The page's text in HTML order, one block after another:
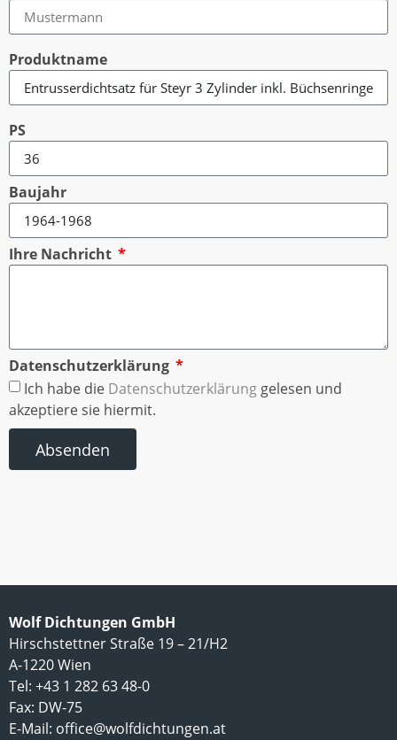
Produktname
PS
Baujahr
Ihre Nachricht
Datenschutzerklärung
Ich habe die Datenschutzerklärung gelesen und
akzeptiere sie hiermit.
Absenden
Wolf Dichtungen GmbH
Hirschstettner Straße 19 – 21/H2
A-1220 Wien
Tel: +43 1 282 63 48-0
Fax: DW-75
E-Mail: office@wolfdichtungen.at